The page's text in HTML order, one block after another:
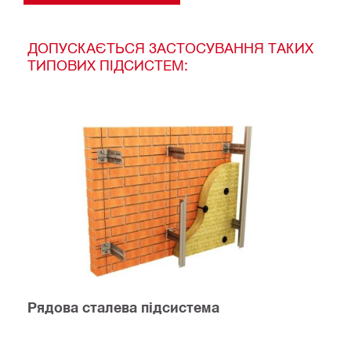
ДОПУСКАЄТЬСЯ ЗАСТОСУВАННЯ ТАКИХ
ТИПОВИХ ПІДСИСТЕМ:
Рядова сталева підсистема